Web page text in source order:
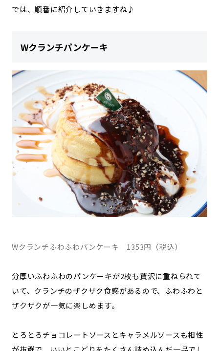
では、順番に紹介していきますね♪
Wクランチパンケーキ
Wクランチふわふわパンケーキ 1353円（税込）
分厚いふわふわのパンケーキが2枚も贅沢に重ねられて
いて、クランチのザクザク食感があるので、ふわふわと
ザクザクが一気に楽しめます。
とろとろチョコレートソースとキャラメルソースも相性